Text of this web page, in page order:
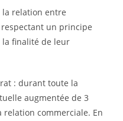
la relation entre
respectant un principe
finalité de leur
: durant toute la
augmentée de 3
commerciale. En